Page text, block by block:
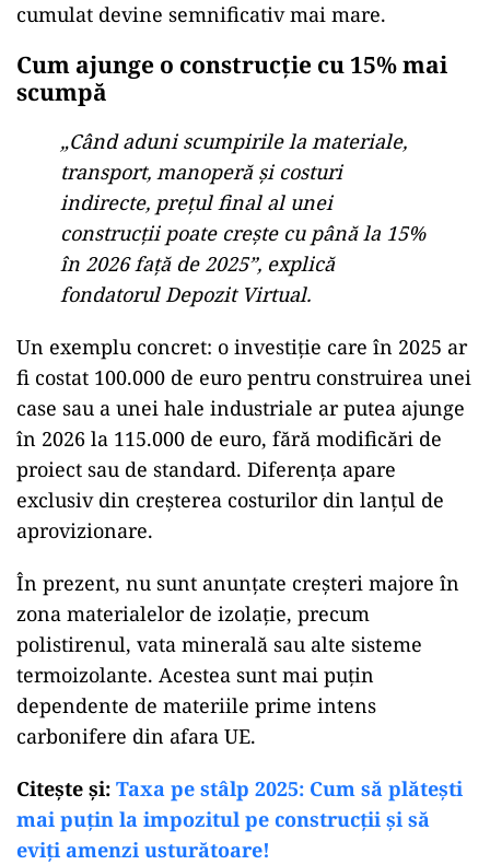
cumulat devine semnificativ mai mare.
Cum ajunge o construcție cu 15% mai
scumpă
„Când aduni scumpirile la materiale,
transport, manoperă și costuri
indirecte, prețul final al unei
construcții poate crește cu până la 15%
în 2026 față de 2025”, explică
fondatorul Depozit Virtual.
Un exemplu concret: o investiție care în 2025 ar
fi costat 100.000 de euro pentru construirea unei
case sau a unei hale industriale ar putea ajunge
în 2026 la 115.000 de euro, fără modificări de
proiect sau de standard. Diferența apare
exclusiv din creșterea costurilor din lanțul de
aprovizionare.
În prezent, nu sunt anunțate creșteri majore în
zona materialelor de izolație, precum
polistirenul, vata minerală sau alte sisteme
termoizolante. Acestea sunt mai puțin
dependente de materiile prime intens
carbonifere din afara UE.
Citeşte şi: Taxa pe stâlp 2025: Cum să plătești
mai puțin la impozitul pe construcții și să
eviți amenzi usturătoare!